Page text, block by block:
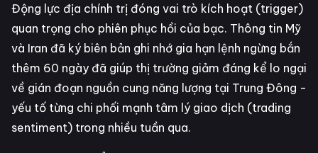
Động lực địa chính trị đóng vai trò kích hoạt (trigger)
quan trọng cho phiên phục hồi của bạc. Thông tin Mỹ
và Iran đã ký biên bản ghi nhớ gia hạn lệnh ngừng bắn
thêm 60 ngày đã giúp thị trường giảm đáng kể lo ngại
về gián đoạn nguồn cung năng lượng tại Trung Đông -
yếu tố từng chi phối mạnh tâm lý giao dịch (trading
sentiment) trong nhiều tuần qua.